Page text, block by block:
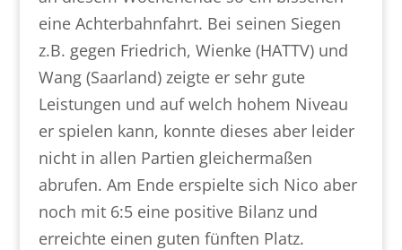
eine Achterbahnfahrt. Bei seinen Siegen
z.B. gegen Friedrich, Wienke (HATTV) und
Wang (Saarland) zeigte er sehr gute
Leistungen und auf welch hohem Niveau
er spielen kann, konnte dieses aber leider
nicht in allen Partien gleichermaßen
abrufen. Am Ende erspielte sich Nico aber
noch mit 6:5 eine positive Bilanz und
erreichte einen guten fünften Platz.